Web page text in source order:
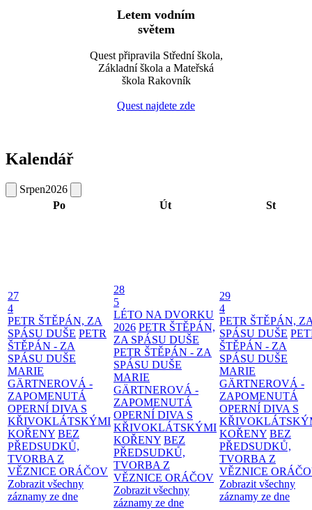
Letem vodním
světem
Quest připravila Střední škola,
Základní škola a Mateřská
škola Rakovník
Quest najdete zde
Kalendář
Srpen2026
Po
Út St
27
4
PETR ŠTĚPÁN, ZA
SPÁSU DUŠE PETR
ŠTĚPÁN - ZA
SPÁSU DUŠE
MARIE
GÄRTNEROVÁ -
ZAPOMENUTÁ
OPERNÍ DIVA S
KŘIVOKLÁTSKÝMI
KOŘENY BEZ
PŘEDSUDKŮ,
TVORBA Z
VĚZNICE ORÁČOV
Zobrazit všechny
záznamy ze dne
28
5
LÉTO NA DVORKU
2026 PETR ŠTĚPÁN,
ZA SPÁSU DUŠE
PETR ŠTĚPÁN - ZA
SPÁSU DUŠE
MARIE
GÄRTNEROVÁ -
ZAPOMENUTÁ
OPERNÍ DIVA S
KŘIVOKLÁTSKÝMI
KOŘENY BEZ
PŘEDSUDKŮ,
TVORBA Z
VĚZNICE ORÁČOV
Zobrazit všechny
záznamy ze dne
29
4
PETR ŠTĚPÁN,
SPÁSU DUŠE
ŠTĚPÁN - ZA
SPÁSU DUŠE
MARIE
GÄRTNEROVÁ -
ZAPOMENUTÁ
OPERNÍ DIVA S
KOŘENY BEZ
PŘEDSUDKŮ,
TVORBA Z
VĚZNICE
Zobrazit všechny
záznamy ze dne